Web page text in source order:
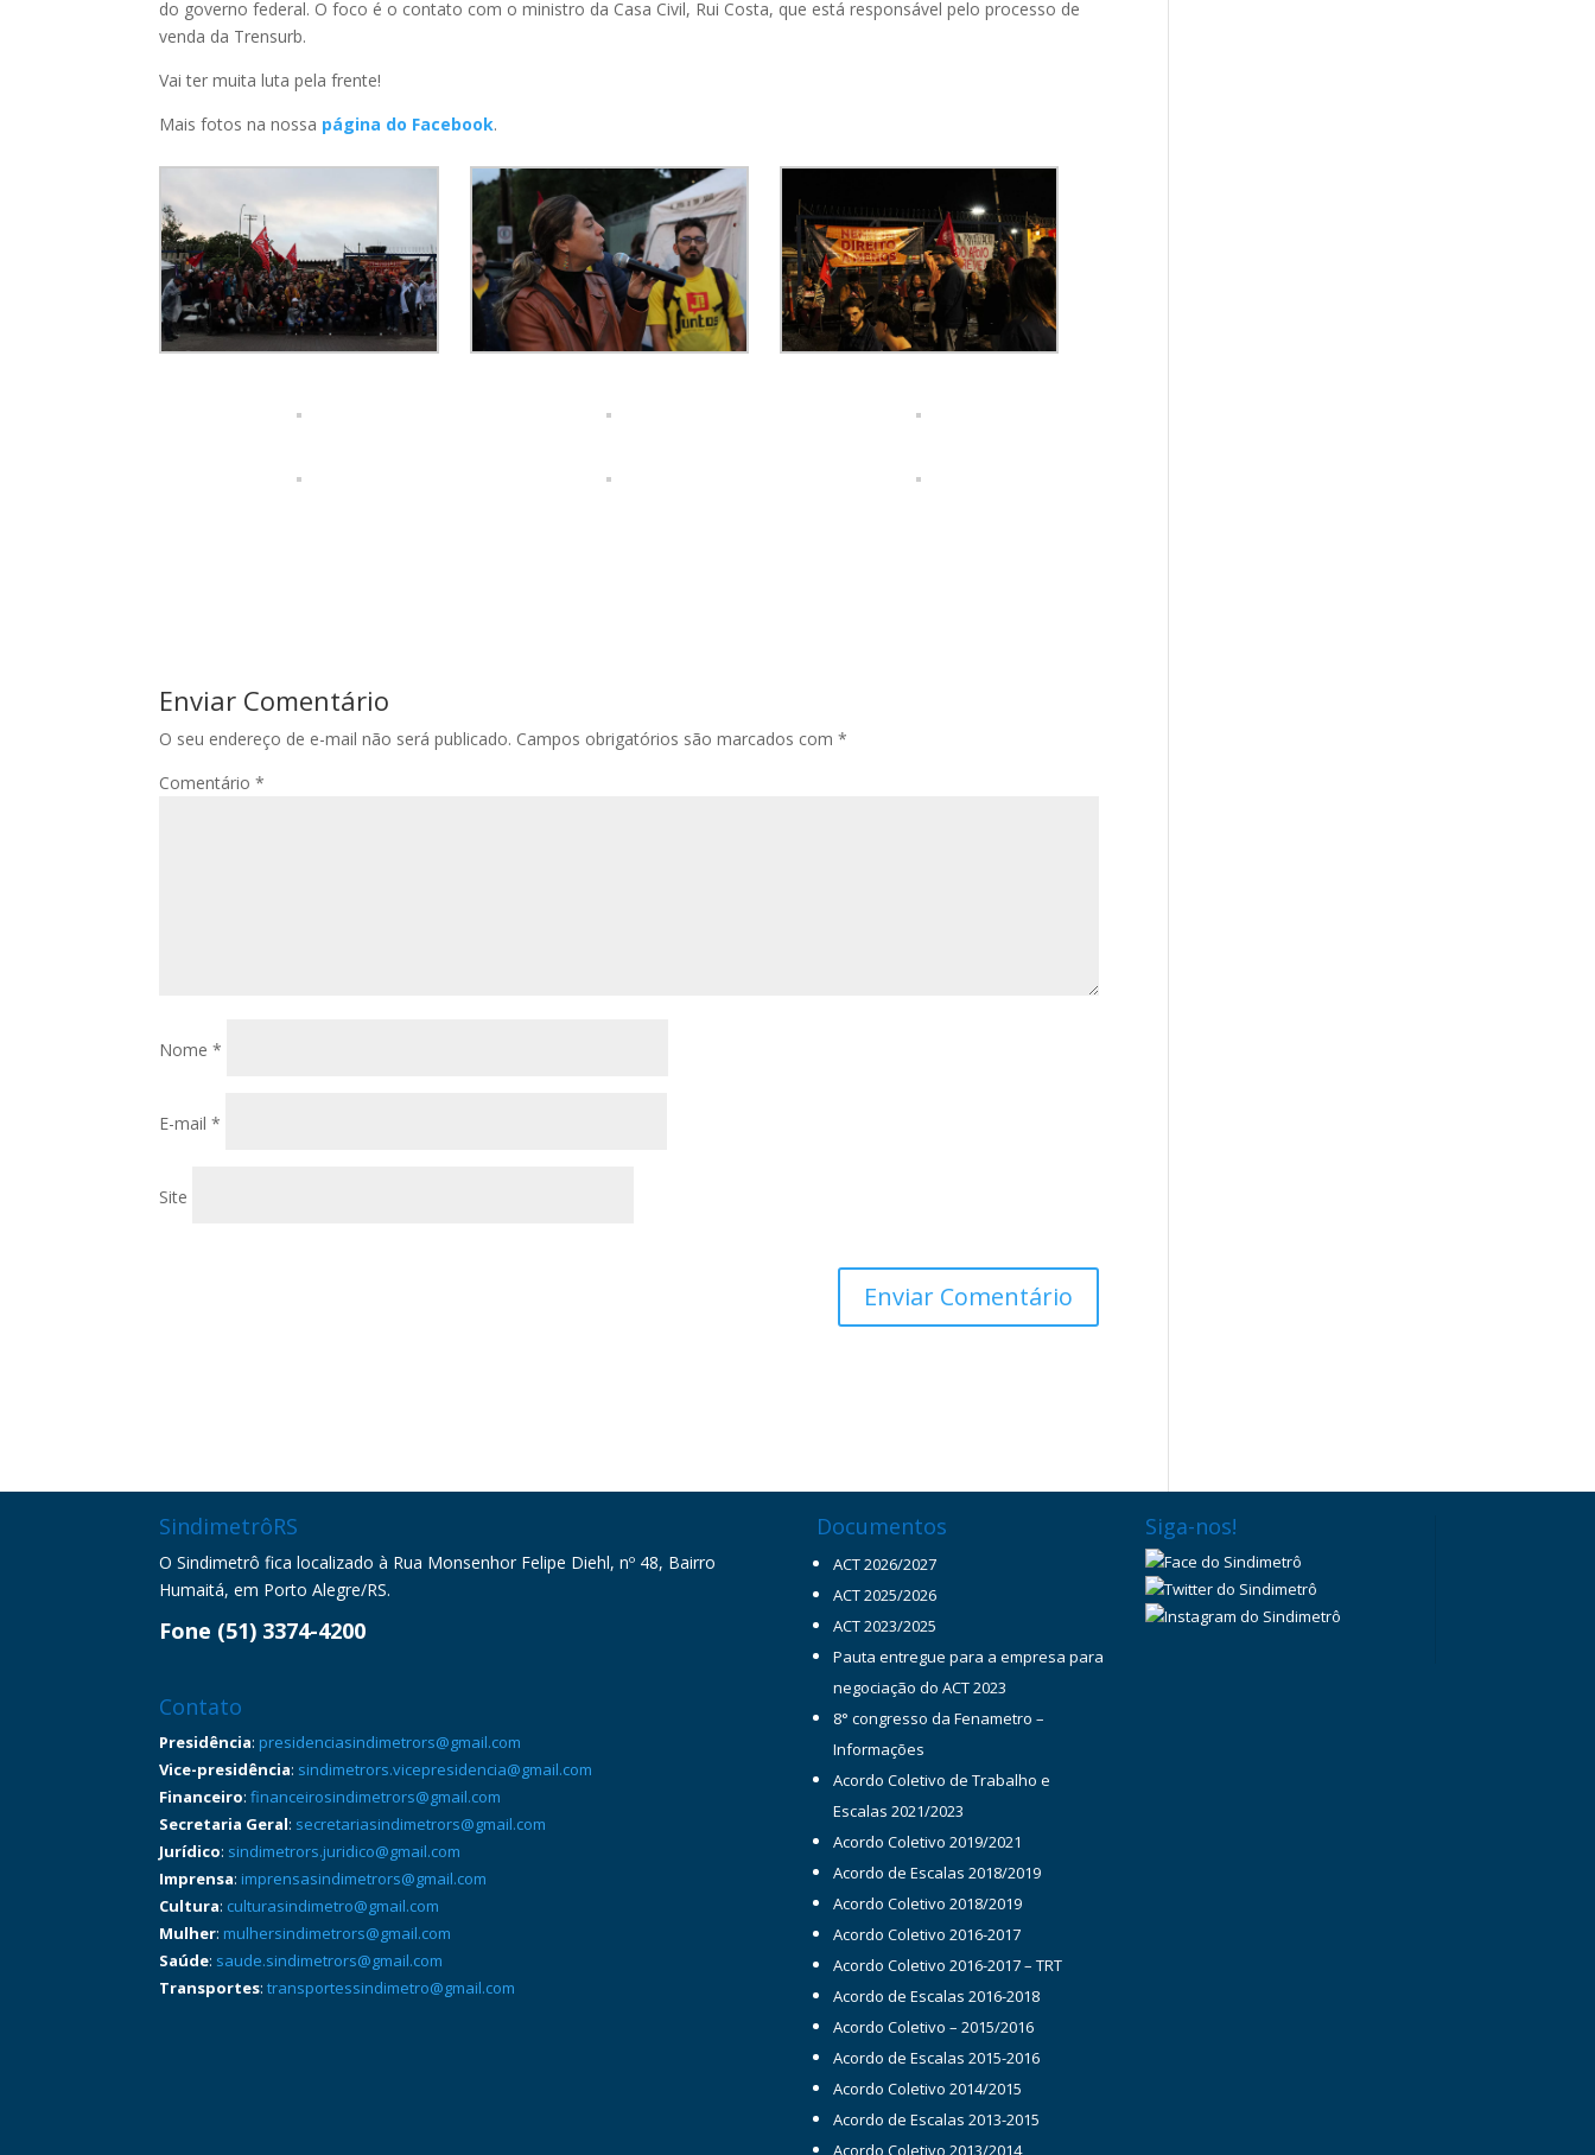
do governo federal. O foco é o contato com o ministro da Casa Civil, Rui Costa, que está responsável pelo processo de
venda da Trensurb.
Vai ter muita luta pela frente!
Mais fotos na nossa página do Facebook.
Enviar Comentário
O seu endereço de e-mail não será publicado. Campos obrigatórios são marcados com*
Comentário*
Nome*
E-mail*
Site
SindimetrôRS
O Sindimetrô fica localizado à Rua Monsenhor Felipe Diehl, nº 48, Bairro
Humaitá, em Porto Alegre/RS.
Fone (51) 3374-4200
Contato
Presidência: presidenciasindimetrors@gmail.com
Vice-presidência: sindimetrors.vicepresidencia@gmail.com
Financeiro:financeirosindimetrors@gmail.com
Secretaria Geral: secretariasindimetrors@gmail.com
Jurídico: sindimetrors.juridico@gmail.com
Imprensa: imprensasindimetrors@gmail.com
Cultura: culturasindimetro@gmail.com
Mulher: mulhersindimetrors@gmail.com
Saúde: saude.sindimetrors@gmail.com
Transportes:transportessindimetro@gmail.com
Documentos
ACT 2026/2027
ACT 2025/2026
ACT 2023/2025
Pauta entregue para a empresa para
negociação do ACT 2023
8° congresso da Fenametro –
Informações
Acordo Coletivo de Trabalho e
Escalas 2021/2023
Acordo Coletivo 2019/2021
Acordo de Escalas 2018/2019
Acordo Coletivo 2018/2019
Acordo Coletivo 2016-2017
Acordo Coletivo 2016-2017 – TRT
Acordo de Escalas 2016-2018
Acordo Coletivo – 2015/2016
Acordo de Escalas 2015-2016
Acordo Coletivo 2014/2015
Acordo de Escalas 2013-2015
Acordo Coletivo 2013/2014
Siga-nos!